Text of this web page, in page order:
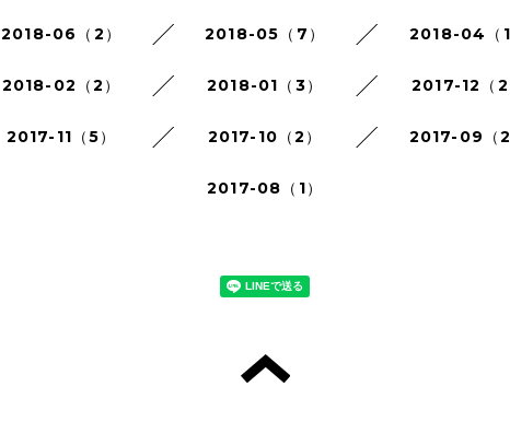
2018-06（2） 2018-05（7） 2018-04（1
2018-02（2） 2018-01（3） 2017-12（2
2017-11（5） 2017-10（2） 2017-09（2
2017-08（1）